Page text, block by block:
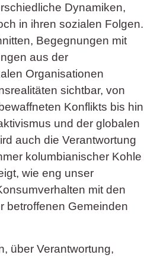
Dynamiken,
in ihren sozialen Folgen.
Begegnungen mit
aus der
Organisationen
sichtbar, von
Konflikts bis hin
und der globalen
auch die Verantwortung
kolumbianischer Kohle
wie eng unser
mit den
betroffenen Gemeinden
über Verantwortung,